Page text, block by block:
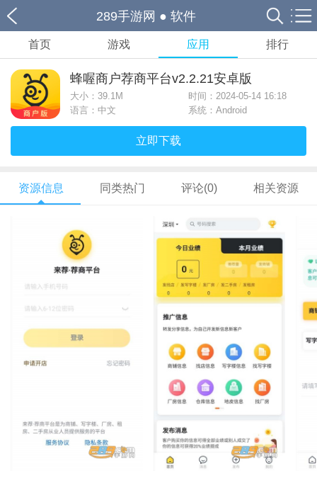
289手游网 ● 软件
首页 游戏 应用 排行
蜂喔商户荐商平台v2.2.21安卓版
大小： 39.1M
时间：2024-05-14 16:18
语言：中文
系统：Android
立即下载
资源信息 同类热门 评论(0) 相关资源